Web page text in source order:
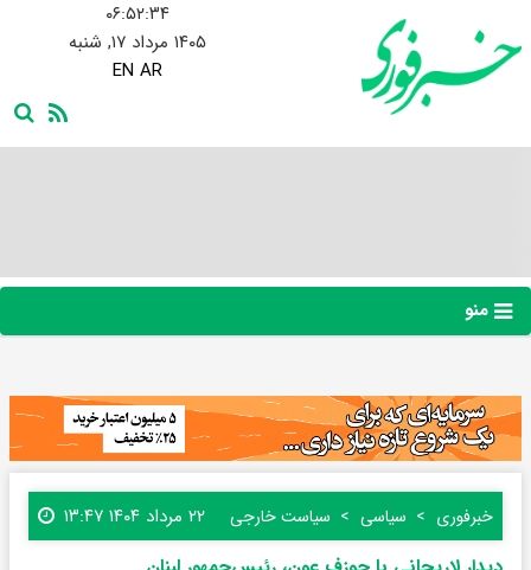
۰۶:۵۲:۳۵
۱۴۰۵ مرداد ۱۷, شنبه
EN AR
منو
خبرفوری سیاسی سیاست خارجی ۲۲ مرداد ۱۴۰۴ ۱۳:۴۷